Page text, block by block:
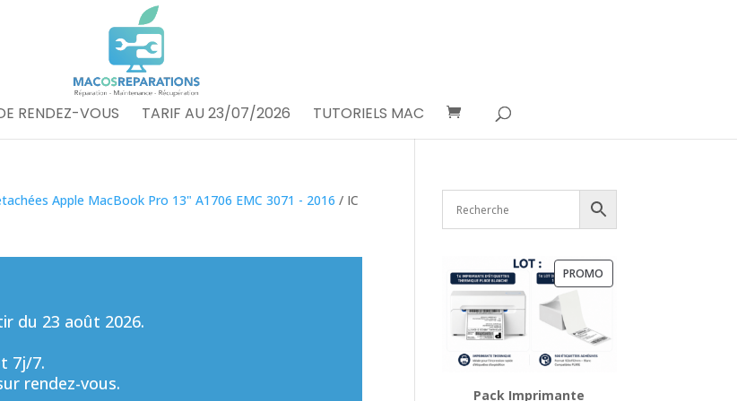
RENDEZ-VOUS TARIF AU 23/07/2026 TUTORIELS MAC
Apple MacBook Pro 13" A1706 EMC 3071 - 2016 / IC
du 23 août 2026.
7j/7.
rendez-vous.
PROMO
Pack Imprimante